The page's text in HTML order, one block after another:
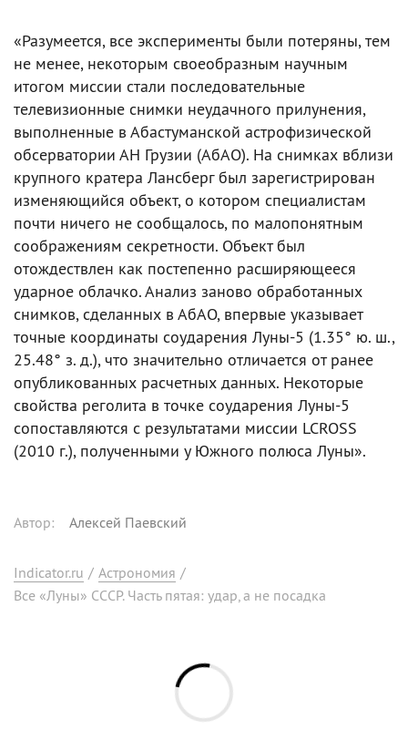
«Разумеется, все эксперименты были потеряны, тем
не менее, некоторым своеобразным научным
итогом миссии стали последовательные
телевизионные снимки неудачного прилунения,
выполненные в Абастуманской астрофизической
обсерватории АН Грузии (АбАО). На снимках вблизи
крупного кратера Лансберг был зарегистрирован
изменяющийся объект, о котором специалистам
почти ничего не сообщалось, по малопонятным
соображениям секретности. Объект был
отождествлен как постепенно расширяющееся
ударное облачко. Анализ заново обработанных
снимков, сделанных в АбАО, впервые указывает
точные координаты соударения Луны-5 (1.35° ю. ш.,
25.48° з. д.), что значительно отличается от ранее
опубликованных расчетных данных. Некоторые
свойства реголита в точке соударения Луны-5
сопоставляются с результатами миссии LCROSS
(2010 г.), полученными у Южного полюса Луны».
Автор: Алексей Паевский
Indicator.ru / Астрономия /
Все «Луны» СССР. Часть пятая: удар, а не посадка